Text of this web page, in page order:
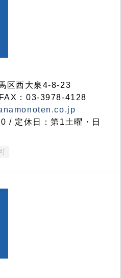
区西大泉4-8-23
：03-3978-4128
/ 定休日：第1土曜・日